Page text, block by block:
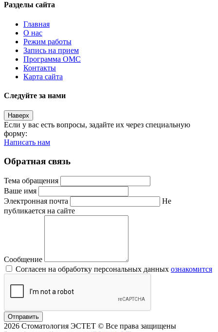
Разделы сайта
Главная
О нас
Режим работы
Запись на прием
Программа ОМС
Контакты
Карта сайта
Следуйте за нами
Наверх
Если у вас есть вопросы, задайте их через специальную
форму:
Написать нам
Обратная связь
Тема обращения
Ваше имя
Электронная почта
Не
публикается на сайте
Сообщение
Согласен на обработку персональных данных ознакомится
Отправить
2026 Стоматология ЭСТЕТ © Все права защищены